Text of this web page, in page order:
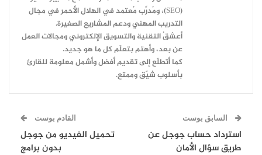
(SEO)، ومُدرِّب مُعتمد في الهلال الأحمر في مجال
التدريب المهني ودعم المشاريع الصغيرة.
أعشقُ التقنية والتسويق الإلكتروني ومجالات العمل
عن بعد، وأهتم بتعلّم كل ما هو جديد.
كما أتطلّع إلى تقديم أفضل وأشمل معلومة للقارئ
بأسلوب شيّق وممتع.
السابق بوست
استرداد حساب جوجل عن
طريق سؤال الأمان
القادم بوست
تحميل الفيديو من جوجل
بدون برامج